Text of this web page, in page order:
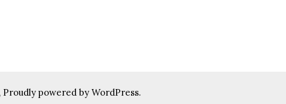
Proudly powered by WordPress.